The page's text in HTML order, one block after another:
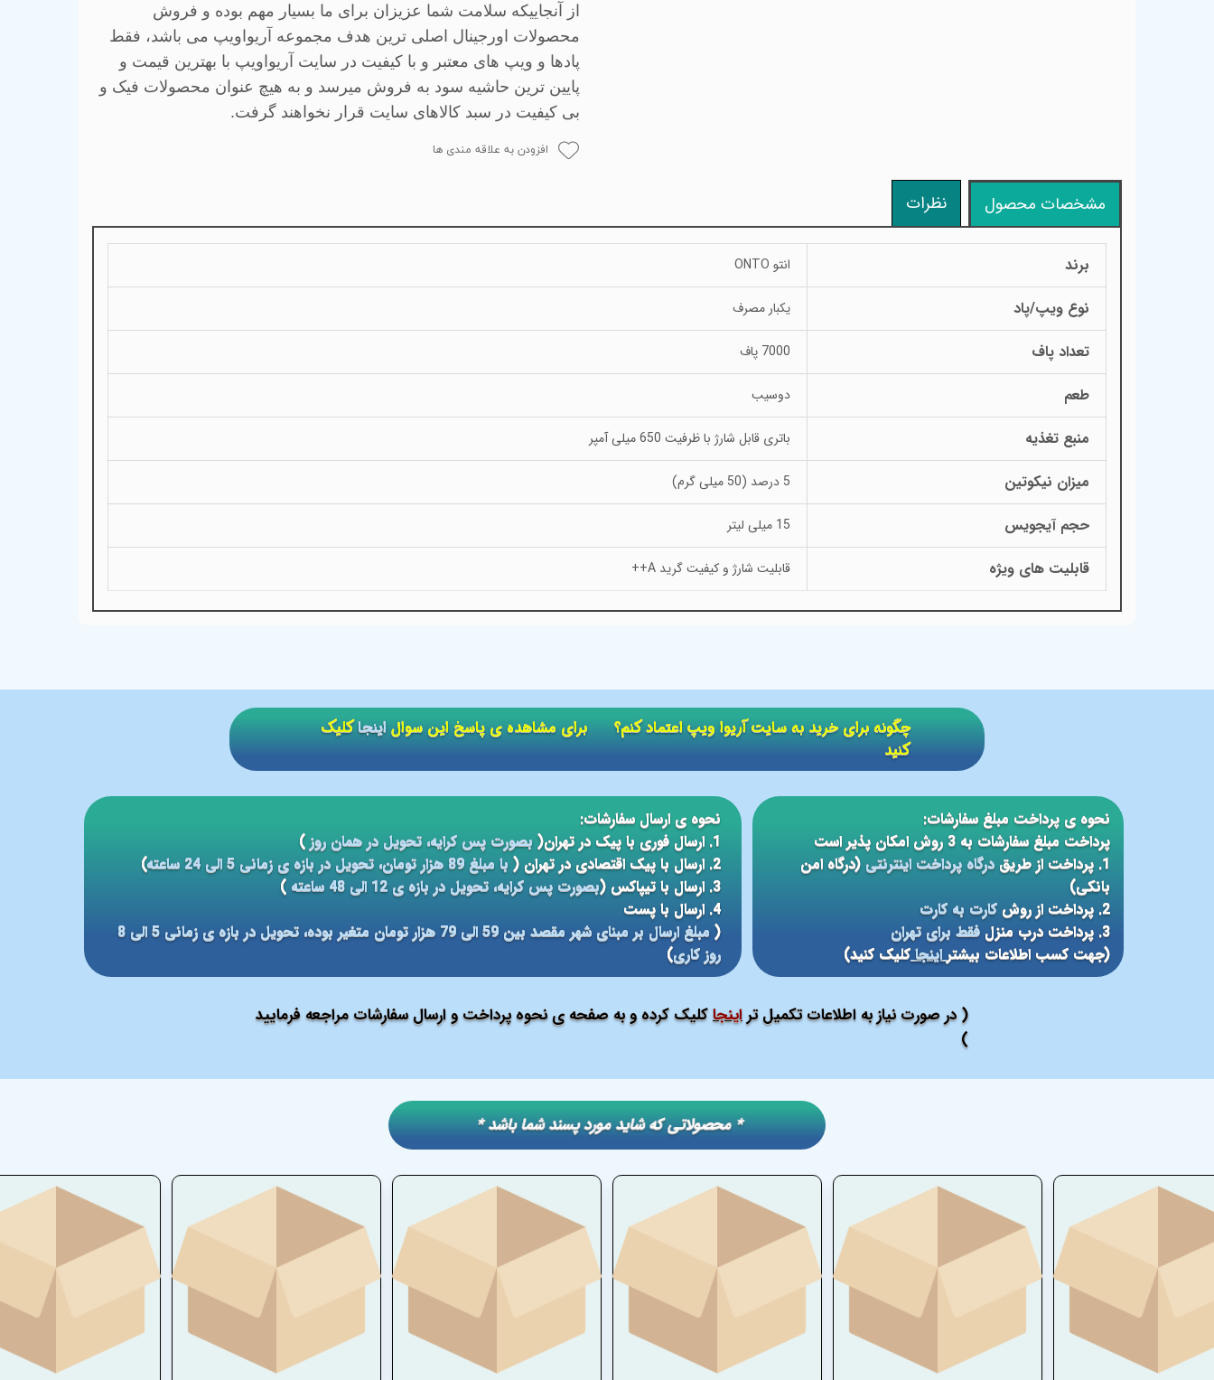
از آنجاییکه سلامت شما عزیزان برای ما بسیار مهم بوده و فروش
محصولات اورجینال اصلی ترین هدف مجموعه آریواویپ می باشد، فقط
پادها و ویپ های معتبر و با کیفیت در سایت آریواویپ با بهترین قیمت و
پایین ترین حاشیه سود به فروش میرسد و به هیچ عنوان محصولات فیک و
بی کیفیت در سبد کالاهای سایت قرار نخواهند گرفت.
افزودن به علاقه مندی ها
مشخصات محصول نظرات
برند انتو ONTO
نوع ویپ/پاد یکبار مصرف
تعداد پاف 7000 پاف
طعم دوسیب
منبع تغذیه باتری قابل شارژ با ظرفیت 650 میلی آمپر
میزان نیکوتین 5 درصد (50 میلی گرم)
حجم آیجویس 15 میلی لیتر
قابلیت های ویژه قابلیت شارژ و کیفیت گرید A++
( در صورت نیاز به اطلاعات تکمیل تراینجاکلیک کرده و به صفحه ی نحوه پرداخت و ارسال سفارشات مراجعه فرمایید
)
نحوه ی پرداخت مبلغ سفارشات:
پرداخت مبلغ سفارشات به 3 روش امکان پذیر است
1. پرداخت از طریق
درگاه پرداخت اینترنتی(درگاه امن
بانکی)
2. پرداخت از روش
کارت به کارت
3. پرداخت درب منزل
فقط برای تهران
(جهت کسب اطلاعات بیشتر اینجا کلیک کنید)
نحوه ی ارسال سفارشات:
1. ارسال فوری با پیک در تهران(
بصورت پس کرایه، تحویل در همان روز)
2. ارسال با پیک اقتصادی در تهران (
با مبلغ 89 هزار تومان، تحویل در بازه ی زمانی 5 الی 24 ساعته
)
3. ارسال با تیپاکس (
بصورت پس کرایه، تحویل در بازه ی 12 الی 48 ساعته
)
4. ارسال با پست
(
مبلغ ارسال بر مبنای شهر مقصد بین 59 الی 79 هزار تومان متغیر بوده، تحویل در بازه ی زمانی 5 الی 8
روز کاری)
​​چگونه برای خرید به سایت آریوا ویپ اعتماد کنم؟ برای مشاهده ی پاسخ این سوالاینجاکلیک
کنید
​​* محصولاتی که شاید مورد پسند شما باشد *